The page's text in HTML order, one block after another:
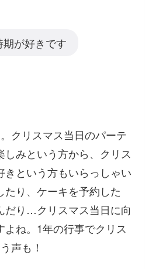
が好きです
クリスマス当日のパーテ
しみという方から、クリス
きという方もいらっしゃい
たり、ケーキを予約した
だり…クリスマス当日に向
ね。1年の行事でクリス
声も！